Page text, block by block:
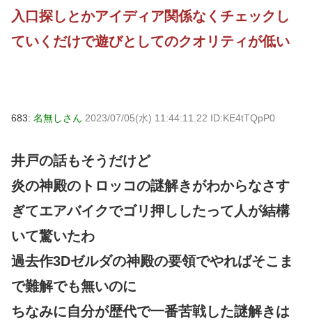
入口探しとかアイディア関係なくチェックし
ていくだけで遊びとしてのクオリティが低い
683: 名無しさん 2023/07/05(水) 11:44:11.22 ID:KE4tTQpP0
井戸の話もそうだけど
炎の神殿のトロッコの謎解きがわからなさす
ぎてエアバイクでゴリ押ししたって人が結構
いて驚いたわ
過去作3Dゼルダの神殿の要領でやればそこま
で難解でも無いのに
ちなみに自分が歴代で一番苦戦した謎解きは